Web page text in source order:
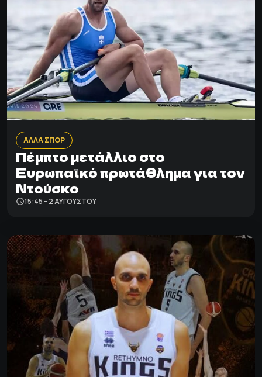
ΑΛΛΑ ΣΠΟΡ
Πέμπτο μετάλλιο στο
Ευρωπαϊκό πρωτάθλημα για τον
Ντούσκο
15:45 - 2 ΑΥΓΟΎΣΤΟΥ